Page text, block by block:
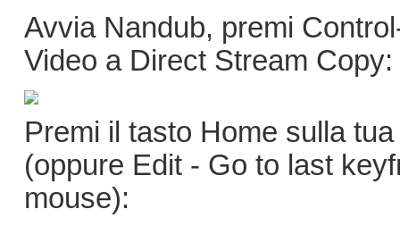
Avvia Nandub, premi
Video a Direct Stream Copy:
Premi il tasto Home sulla
(oppure Edit - Go to last
mouse):